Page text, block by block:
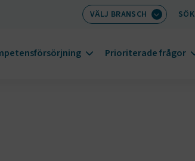
VÄLJ BRANSCH SÖK
Prioriterade frågor